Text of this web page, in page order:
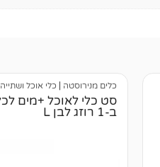
כלים מנירוסטה כלי אוכל
ב-1 רוזג לבן L